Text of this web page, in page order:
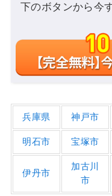
下のボタンから今
兵庫県 神戸市
明石市 宝塚市
伊丹市
加古川
市